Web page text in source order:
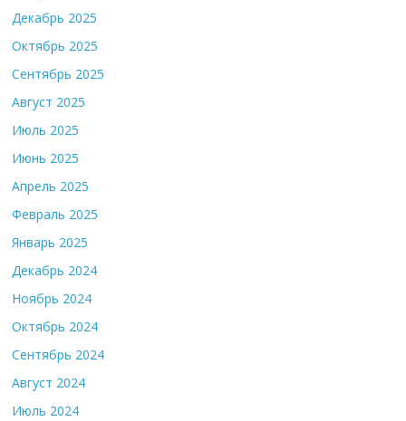
Декабрь 2025
Октябрь 2025
Сентябрь 2025
Август 2025
Июль 2025
Июнь 2025
Апрель 2025
Февраль 2025
Январь 2025
Декабрь 2024
Ноябрь 2024
Октябрь 2024
Сентябрь 2024
Август 2024
Июль 2024